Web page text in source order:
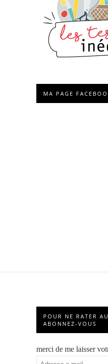
MA PAGE
POUR NE RATER
ABONNEZ-VOUS
merci de me laisser
Adresse